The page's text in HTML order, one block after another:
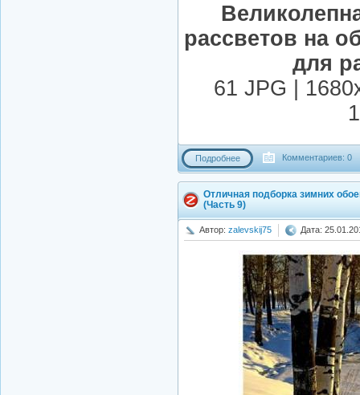
рассветов на
для
61 JPG |
Подробнее Комментариев: 0
Отличная подборка зимних
(Часть 9)
Автор: zalevskij75 Дата: